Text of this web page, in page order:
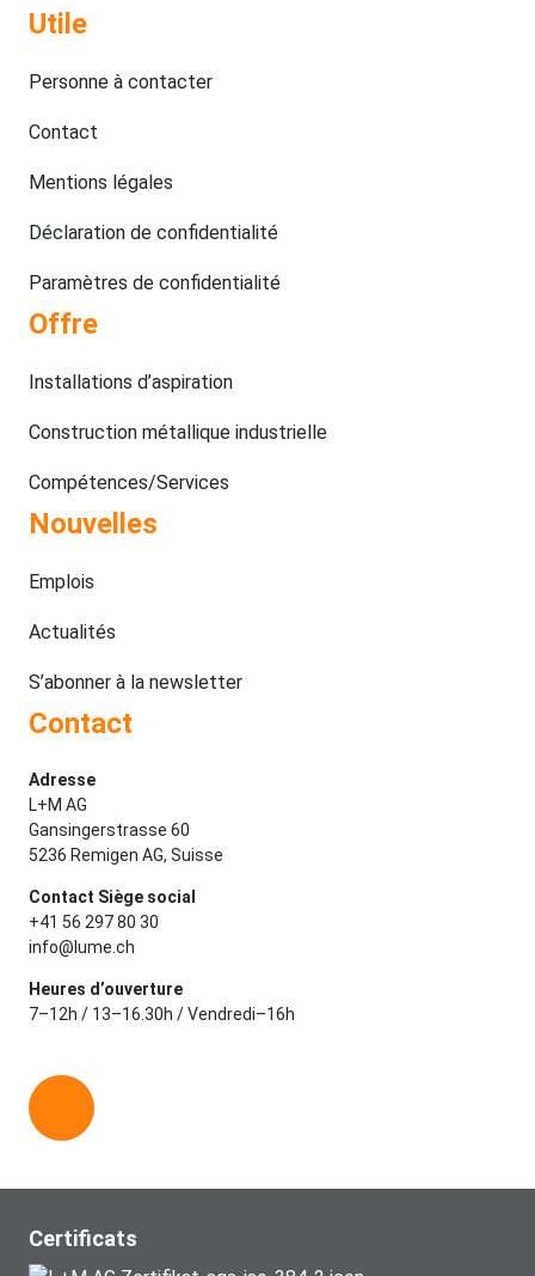
Utile
Personne à contacter
Contact
Mentions légales
Déclaration de confidentialité
Paramètres de confidentialité
Offre
Installations d’aspiration
Construction métallique industrielle
Compétences/Services
Nouvelles
Emplois
Actualités
S’abonner à la newsletter
Contact
Adresse
L+M AG
Gansingerstrasse 60
5236 Remigen AG, Suisse
Contact Siège social
+41 56 297 80 30
info@lume.ch
Heures d’ouverture
7–12h / 13–16.30h / Vendredi–16h
e
Certificats